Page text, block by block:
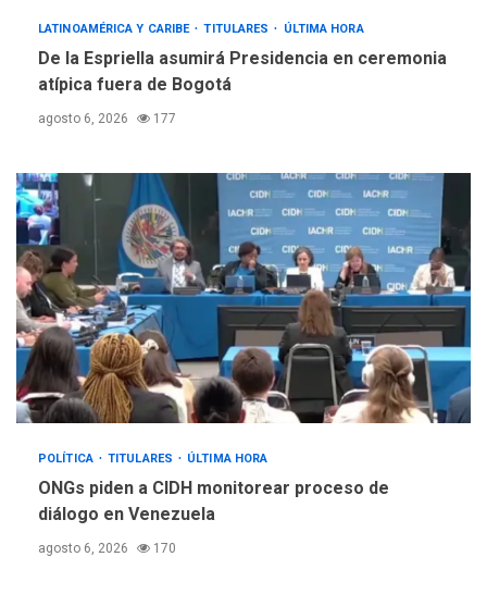
LATINOAMÉRICA Y CARIBE TITULARES ÚLTIMA HORA
De la Espriella asumirá Presidencia en ceremonia
atípica fuera de Bogotá
agosto 6, 2026 177
POLÍTICA TITULARES ÚLTIMA HORA
ONGs piden a CIDH monitorear proceso de
diálogo en Venezuela
agosto 6, 2026 170